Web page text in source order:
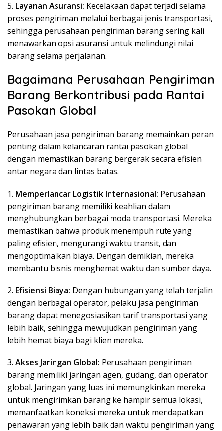
5. Layanan Asuransi: Kecelakaan dapat terjadi selama
proses pengiriman melalui berbagai jenis transportasi,
sehingga perusahaan pengiriman barang sering kali
menawarkan opsi asuransi untuk melindungi nilai
barang selama perjalanan.
Bagaimana Perusahaan Pengiriman
Barang Berkontribusi pada Rantai
Pasokan Global
Perusahaan jasa pengiriman barang memainkan peran
penting dalam kelancaran rantai pasokan global
dengan memastikan barang bergerak secara efisien
antar negara dan lintas batas.
1. Memperlancar Logistik Internasional: Perusahaan
pengiriman barang memiliki keahlian dalam
menghubungkan berbagai moda transportasi. Mereka
memastikan bahwa produk menempuh rute yang
paling efisien, mengurangi waktu transit, dan
mengoptimalkan biaya. Dengan demikian, mereka
membantu bisnis menghemat waktu dan sumber daya.
2. Efisiensi Biaya: Dengan hubungan yang telah terjalin
dengan berbagai operator, pelaku jasa pengiriman
barang dapat menegosiasikan tarif transportasi yang
lebih baik, sehingga mewujudkan pengiriman yang
lebih hemat biaya bagi klien mereka.
3. Akses Jaringan Global: Perusahaan pengiriman
barang memiliki jaringan agen, gudang, dan operator
global. Jaringan yang luas ini memungkinkan mereka
untuk mengirimkan barang ke hampir semua lokasi,
memanfaatkan koneksi mereka untuk mendapatkan
penawaran yang lebih baik dan waktu pengiriman yang